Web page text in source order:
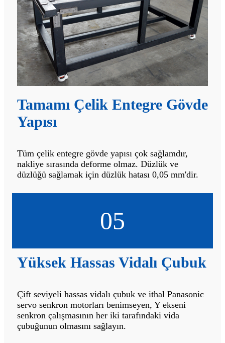
Tamamı Çelik Entegre Gövde
Yapısı
Tüm çelik entegre gövde yapısı çok sağlamdır,
nakliye sırasında deforme olmaz. Düzlük ve
düzlüğü sağlamak için düzlük hatası 0,05 mm'dir.
05
Yüksek Hassas Vidalı Çubuk
Çift seviyeli hassas vidalı çubuk ve ithal Panasonic
servo senkron motorları benimseyen, Y ekseni
senkron çalışmasının her iki tarafındaki vida
çubuğunun olmasını sağlayın.